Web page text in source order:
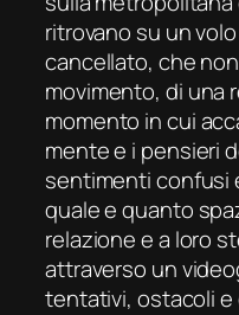
ritrovano su un
cancellato, che
movimento, di una
momento in cui
mente e i pensieri
sentimenti confusi
quale e quanto
relazione e a loro
attraverso un
tentativi, ostacoli e